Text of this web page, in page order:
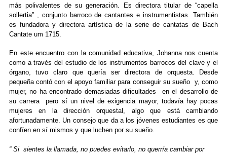
más polivalentes de su generación. Es directora titular de “capella
sollertia” , conjunto barroco de cantantes e instrumentistas. También
es fundadora y directora artística de la serie de cantatas de Bach
Cantate um 1715.
En este encuentro con la comunidad educativa, Johanna nos cuenta
como a través del estudio de los instrumentos barrocos del clave y el
órgano, tuvo claro que quería ser directora de orquesta. Desde
pequeña contó con el apoyo familiar para conseguir su sueño y, como
mujer, no ha encontrado demasiadas dificultades en el desarrollo de
su carrera pero sí un nivel de exigencia mayor, todavía hay pocas
mujeres en la dirección orquestal, algo que está cambiando
afortunadamente. Un consejo que da a los jóvenes estudiantes es que
confíen en sí mismos y que luchen por su sueño.
“ Si sientes la llamada, no puedes evitarlo, no querría cambiar por